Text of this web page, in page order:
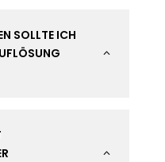
2
SOLLTE ICH
2